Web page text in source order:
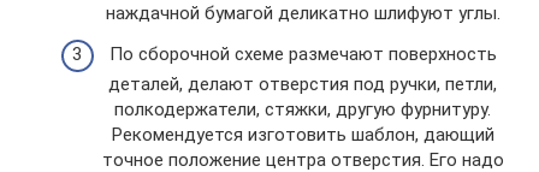
наждачной бумагой деликатно шлифуют углы.
По сборочной схеме размечают поверхность
деталей, делают отверстия под ручки, петли,
полкодержатели, стяжки, другую фурнитуру.
Рекомендуется изготовить шаблон, дающий
точное положение центра отверстия. Его надо